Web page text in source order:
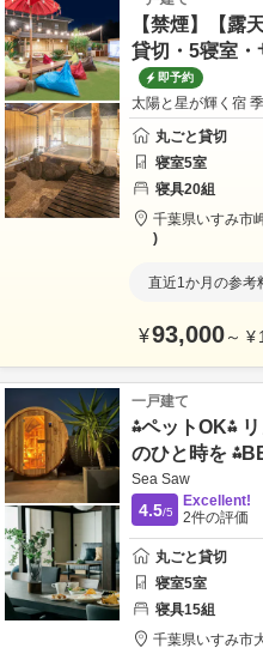
【禁煙】【露
貸切・5寝室・
即予約
太陽と星が輝く宿
丸ごと貸切
寝室5室
寝具20組
千葉県いすみ市
直近1か月の参考
¥93,000～ ¥
一戸建て
⁂ペットOK⁂
のひと時を
Sea Saw
4.5/5
Excellent!
2件の評価
丸ごと貸切
寝室5室
寝具15組
千葉県いすみ市